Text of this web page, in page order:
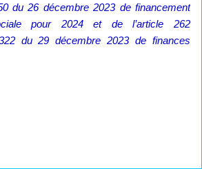
du 26 décembre 2023 de financement
pour 2024 et de l’article 262
du 29 décembre 2023 de finances